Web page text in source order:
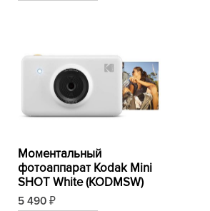
Моментальный
фотоаппарат Kodak Mini
SHOT White (KODMSW)
5 490 ₽